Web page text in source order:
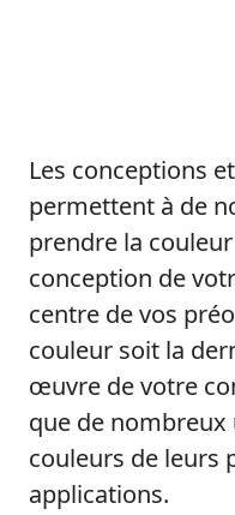
Les conceptions
permettent à de
prendre la
conception de
centre de vos
couleur soit la
œuvre de votre
que de
couleurs de leurs
applications.